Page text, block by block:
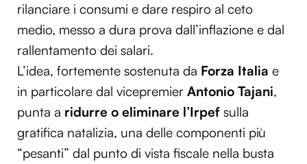
rilanciare i consumi e dare respiro al ceto
medio, messo a dura prova dall’inflazione e dal
rallentamento dei salari.
L’idea, fortemente sostenuta da Forza Italia e
in particolare dal vicepremier Antonio Tajani,
punta a ridurre o eliminare l’Irpef sulla
gratifica natalizia, una delle componenti più
“pesanti” dal punto di vista fiscale nella busta